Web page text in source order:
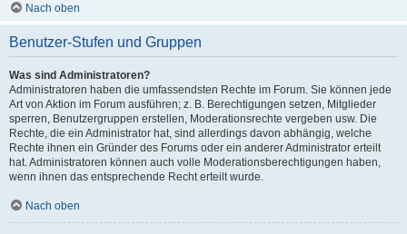
Nach oben
Benutzer-Stufen und Gruppen
Was sind Administratoren?
Administratoren haben die umfassendsten Rechte im Forum. Sie können jede
Art von Aktion im Forum ausführen; z. B. Berechtigungen setzen, Mitglieder
sperren, Benutzergruppen erstellen, Moderationsrechte vergeben usw. Die
Rechte, die ein Administrator hat, sind allerdings davon abhängig, welche
Rechte ihnen ein Gründer des Forums oder ein anderer Administrator erteilt
hat. Administratoren können auch volle Moderationsberechtigungen haben,
wenn ihnen das entsprechende Recht erteilt wurde.
Nach oben